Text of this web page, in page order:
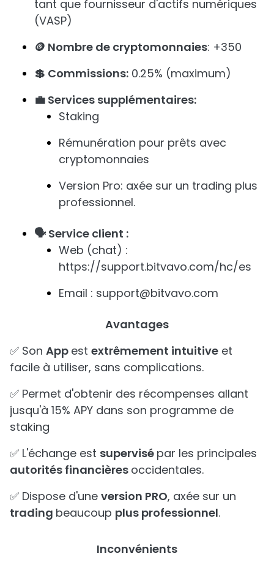
tant que fournisseur d'actifs numériques
(VASP)
🪙 Nombre de cryptomonnaies: +350
💲 Commissions: 0.25% (maximum)
💼 Services supplémentaires:
Staking
Rémunération pour prêts avec
cryptomonnaies
Version Pro: axée sur un trading plus
professionnel.
🗣️ Service client :
Web (chat) :
https://support.bitvavo.com/hc/es
Email : support@bitvavo.com
Avantages
✅ Son App est extrêmement intuitive et
facile à utiliser, sans complications.
✅ Permet d'obtenir des récompenses allant
jusqu'à 15% APY dans son programme de
staking
✅ L'échange est supervisé par les principales
autorités financières occidentales.
✅ Dispose d'une version PRO, axée sur un
trading beaucoup plus professionnel.
Inconvénients